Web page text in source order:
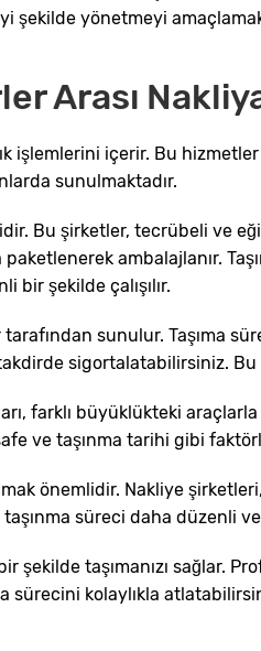
şekilde yönetmeyi
Arası
işlemlerini içerir. Bu
sunulmaktadır.
Bu şirketler, tecrübeli ve
ambalajlanır.
bir şekilde çalışılır.
sunulur. Taşıma
sigortalatabilirsiniz. Bu
farklı büyüklükteki
ve taşınma tarihi gibi
önemlidir. Nakliye
süreci daha düzenli
şekilde taşımanızı
sürecini kolaylıkla